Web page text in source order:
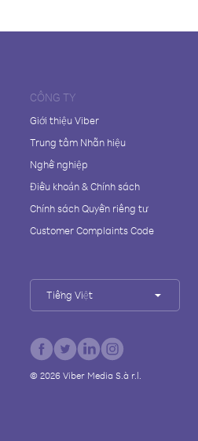
CÔNG TY
Giới thiệu Viber
Trung tâm Nhãn hiệu
Nghề nghiệp
Điều khoản & Chính sách
Chính sách Quyền riêng tư
Customer Complaints Code
Tiếng Việt
© 2026Viber Media S.à r.l.